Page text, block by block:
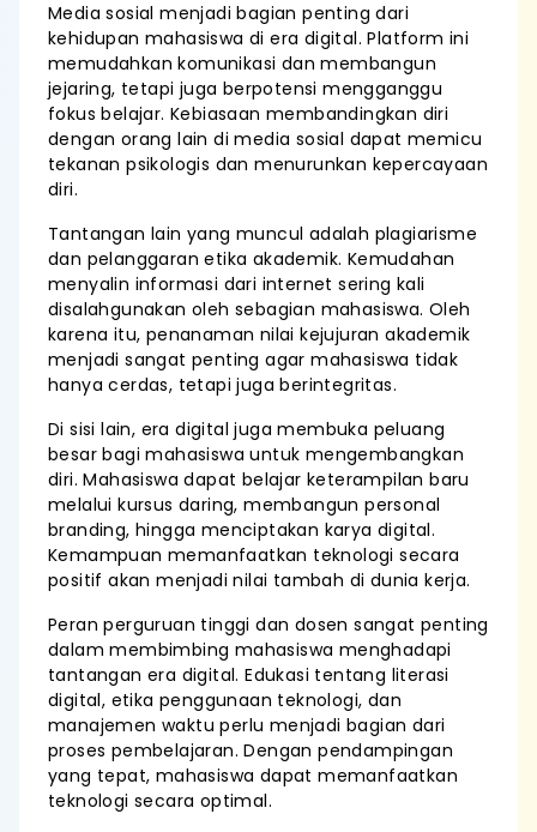
Media sosial menjadi bagian penting dari
kehidupan mahasiswa di era digital. Platform ini
memudahkan komunikasi dan membangun
jejaring, tetapi juga berpotensi mengganggu
fokus belajar. Kebiasaan membandingkan diri
dengan orang lain di media sosial dapat memicu
tekanan psikologis dan menurunkan kepercayaan
diri.
Tantangan lain yang muncul adalah plagiarisme
dan pelanggaran etika akademik. Kemudahan
menyalin informasi dari internet sering kali
disalahgunakan oleh sebagian mahasiswa. Oleh
karena itu, penanaman nilai kejujuran akademik
menjadi sangat penting agar mahasiswa tidak
hanya cerdas, tetapi juga berintegritas.
Di sisi lain, era digital juga membuka peluang
besar bagi mahasiswa untuk mengembangkan
diri. Mahasiswa dapat belajar keterampilan baru
melalui kursus daring, membangun personal
branding, hingga menciptakan karya digital.
Kemampuan memanfaatkan teknologi secara
positif akan menjadi nilai tambah di dunia kerja.
Peran perguruan tinggi dan dosen sangat penting
dalam membimbing mahasiswa menghadapi
tantangan era digital. Edukasi tentang literasi
digital, etika penggunaan teknologi, dan
manajemen waktu perlu menjadi bagian dari
proses pembelajaran. Dengan pendampingan
yang tepat, mahasiswa dapat memanfaatkan
teknologi secara optimal.